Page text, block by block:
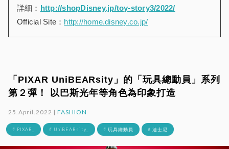
詳細： http://shopDisney.jp/toy-story3/2022/
Official Site： http://home.disney.co.jp/
「PIXAR UniBEARsity」的「玩具總動員」系列
第２彈！ 以巴斯光年等角色為印象打造
25.April.2022 |FASHION
# PIXAR_ # UniBEARsity_ # 玩具總動員 # 迪士尼